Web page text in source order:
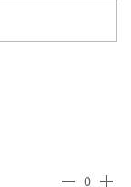
remove 0 add